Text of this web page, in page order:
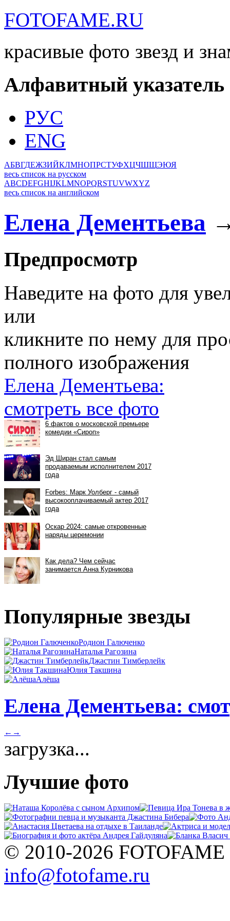
FOTOFAME.RU
красивые фото звезд и
Алфавитный указатель
РУС
ENG
АБВГДЕЖЗИЙКЛМНОПРСТУФХЦЧШЩЭЮЯ
весь список на русском
ABCDEFGHIJKLMNOPQRSTUVWXYZ
весь список на английском
Елена Дементьева
Предпросмотр
Наведите на фото для
или
кликните по нему для
полного изображения
Елена Дементьева:
смотреть все фото
Популярные звезды
Родион Галюченко
Наталья Рагозина
Джастин Тимберлейк
Юлия Такшина
Алёша
Елена Дементьева:
← →
загрузка...
Лучшие фото
© 2010-2026 FOTOFAME
info@fotofame.ru